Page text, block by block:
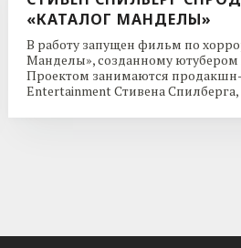
«КАТАЛОГ МАНДЕЛЫ»
В работу запущен фильм по
Манделы», созданному
Проектом занимаются
Entertainment Стивена Спилберга,